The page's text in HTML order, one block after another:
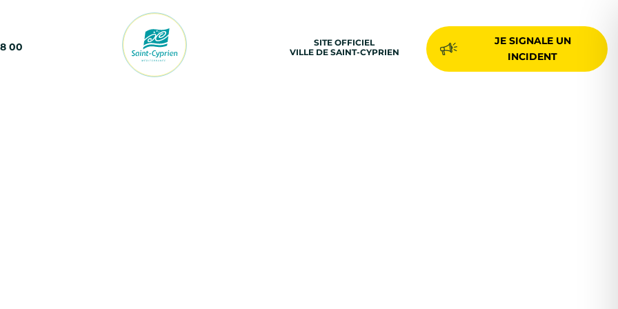
00
SITE OFFICIEL
VILLE DE SAINT-CYPRIEN
JE SIGNALE UN
INCIDENT